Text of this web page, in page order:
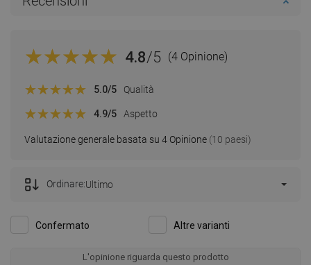
4.8/5 (4 Opinione)
Valutazione generale basata su 4 Opinione (10 paesi)
5.0/5 Qualità
4.9/5 Aspetto
Confermato Altre varianti
Ordinare:Ultimo
L'opinione riguarda questo prodotto